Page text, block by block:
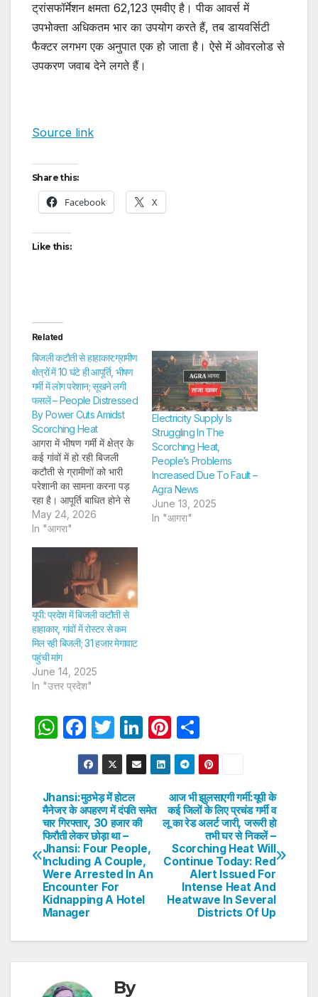
ट्रांसफॉर्मेशन क्षमता 62,123 एमवीए है। पीक आवर्स में
उपभोक्ता अधिकतम भार का उपयोग करते हैं, तब डायवर्सिटी
फैक्टर लगभग एक अनुपात एक हो जाता है। ऐसे में ओवरलोड से
उपकरण जवाब देने लगते हैं।
Source link
Share this:
Facebook X
Like this:
Related
बिजली कटाैती से हाहाकार:ग्रामीण
क्षेत्रों में 10 घंटे ही आपूर्ति, भीषण
गर्मी में लोग परेशान; सूखने लगी
फसलें – People Distressed
By Power Cuts Amidst
Scorching Heat
आगरा में भीषण गर्मी में क्षेत्र के
कई गांवों में हो रही बिजली
कटौती से ग्रामीणों को भारी
परेशानी का सामना करना पड़
रहा है। आपूर्ति बाधित होने से
फसलें प्रभावित हो रही हैं, वहीं
रात के समय कटौती से लोगों
तकनीकी खामी…
May 24, 2026
In "आगरा"
Electricity Supply Is
Struggling In The
Scorching Heat,
People’s Problems
Increased Due To Fault –
Agra News
June 13, 2025
In "आगरा"
यूपी: प्रदेश में बिजली कटौती से
हाहाकार, गांवों में रोस्टर से कम
मिल रही बिजली; 31 हजार मेगावाट
पहुंची मांग
June 14, 2025
In "उत्तर प्रदेश"
W
s
A
p
p
F
a
c
e
b
o
o
k
T
w
itt
er
Li
n
k
dI
n
Pi
nt
er
e
st
h
ar
e
Post
navigation
आज भी झुलसाएगी गर्मी:यूपी के
कई जिलों के लिए प्रचंड गर्मी व
लू का रेड अलर्ट जारी, जरूरी हो
तभी घर से निकलें –
Scorching Heat Will
Continue Today: Red
Alert Issued For
Intense Heat And
Heatwave In Several
Districts Of Up
Jhansi:मुठभेड़ में होटल
मैनेजर के अपहरण में दंपति समेत
चार गिरफ्तार, 30 हजार की
फिरौती लेकर छोड़ा था –
Jhansi: Four People,
Including A Couple,
Were Arrested In An
Encounter For
Kidnapping A Hotel
Manager
By